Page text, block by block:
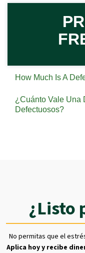
How Much Is A
¿Cuánto Vale Una
Defectuosos?
¿Listo
No permitas que el
Aplica hoy y recibe